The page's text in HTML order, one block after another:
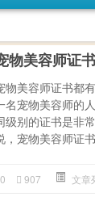
物美容师证
物美容师证书都
名宠物美容师的
级别的证书是非
，宠物美容师证
907 文章